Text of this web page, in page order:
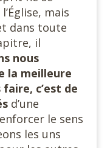
mais
dans toute
il
nous
la meilleure
c’est de
d’une
le sens
les uns